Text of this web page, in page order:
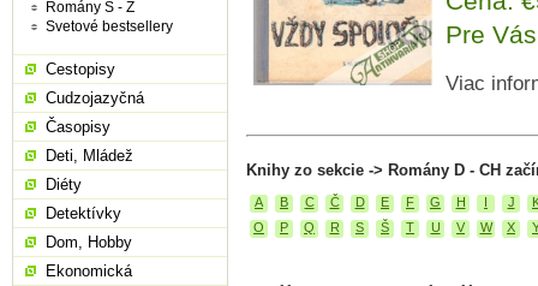
Pre
Viac
Knihy zo sekcie -> Romány D - CH
A B C Č D E F G H I J
O
P Q R S Š T U V W X
Romány S - Z
Svetové bestsellery
Cestopisy
Cudzojazyčná
Časopisy
Deti, Mládež
Diéty
Detektívky
Dom, Hobby
Ekonomická